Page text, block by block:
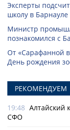
Эксперты
школу в Барнауле
Министр
познакомился с
От «Сарафанной
День рождения
РЕКОМЕНДУЕМ
19:48 Алтайский
СФО